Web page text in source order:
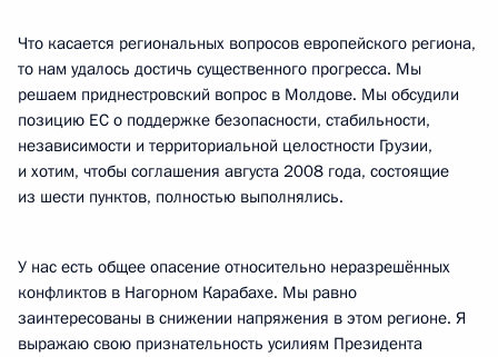
Что касается региональных вопросов европейского региона,
то нам удалось достичь существенного прогресса. Мы
решаем приднестровский вопрос в Молдове. Мы обсудили
позицию ЕС о поддержке безопасности, стабильности,
независимости и территориальной целостности Грузии,
и хотим, чтобы соглашения августа 2008 года, состоящие
из шести пунктов, полностью выполнялись.
У нас есть общее опасение относительно неразрешённых
конфликтов в Нагорном Карабахе. Мы равно
заинтересованы в снижении напряжения в этом регионе. Я
выражаю свою признательность усилиям Президента